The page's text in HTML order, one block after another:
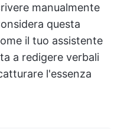
manualmente
questa
il tuo assistente
a redigere verbali
l'essenza